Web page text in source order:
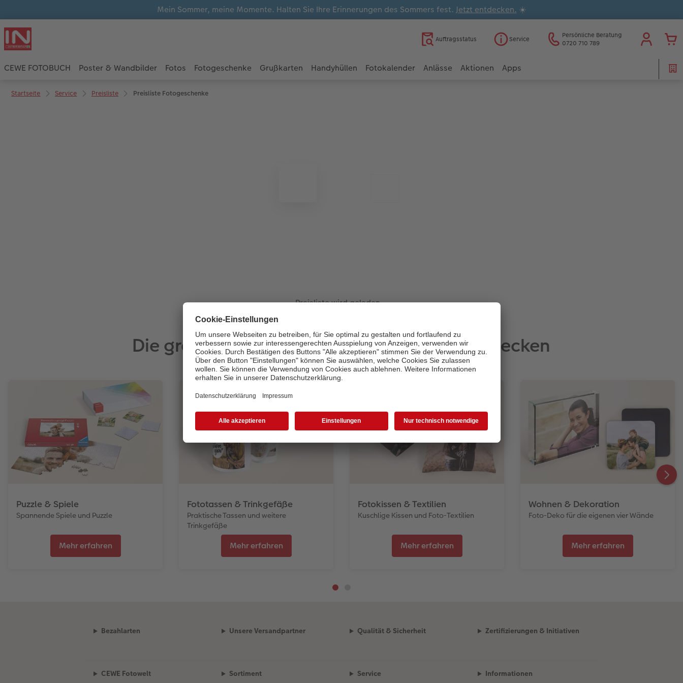
Mein Sommer, meine Momente. Halten Sie Ihre Erinnerungen des Sommers fest. Jetzt entdecken. ☀️
Auftragsstatus Service
Persönliche Beratung
0720 710 789
CEWE FOTOBUCH Poster & Wandbilder Fotos Fotogeschenke Grußkarten Handyhüllen Fotokalender Anlässe Aktionen Apps
Startseite Service Preisliste Preisliste Fotogeschenke
Preisliste wird geladen...
Die große Auswahl von Fotogeschenke entdecken
Puzzle & Spiele
Spannende Spiele und Puzzle
Mehr erfahren
Fototassen & Trinkgefäße
Praktische Tassen und weitere
Trinkgefäße
Mehr erfahren
Fotokissen & Textilien
Kuschlige Kissen und Foto-Textilien
Mehr erfahren
Wohnen & Dekoration
Foto-Deko für die eigenen vier Wände
Mehr erfahren
Bezahlarten Unsere Versandpartner Qualität & Sicherheit Zertifizierungen & Initiativen
CEWE Fotowelt Sortiment Service Informationen